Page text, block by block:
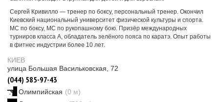
Сергей Кривилло — тренер по боксу, персональный тренер. Окончил
Киевский национальный университет физической культуры и спорта.
МС по боксу, МС по рукопашному бою. Призёр международных
турниров класса А, обладатель зелёного пояса по каратэ. Опыт работы
в фитнес индустрии более 10 лет.
КИЕВ
улица Большая Васильковская, 72
(044) 585-97-43
Олимпийская (0 м)